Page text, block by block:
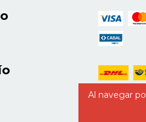
Al navegar
de la curiosidad
con niños
mundos es una
descarga, como